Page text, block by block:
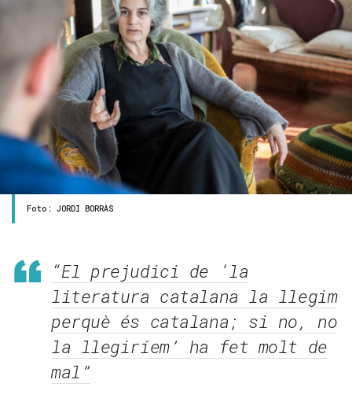
Foto: JORDI BORRÀS
“El prejudici de ‘la
literatura catalana la llegim
perquè és catalana; si no, no
la llegiríem’ ha fet molt de
mal”